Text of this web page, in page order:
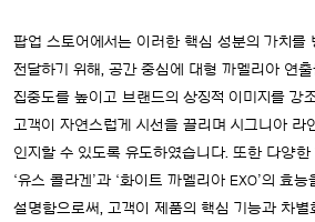
팝업 스토어에서는 이러한 핵심 성분의 가치를
전달하기 위해, 공간 중심에 대형 까멜리아 연
집중도를 높이고 브랜드의 상징적 이미지를 강
고객이 자연스럽게 시선을 끌리며 시그니아 라
인지할 수 있도록 유도하였습니다. 또한 다양
‘유스 콜라겐’과 ‘화이트 까멜리아 EXO’의 효능
설명함으로써, 고객이 제품의 핵심 기능과 차별